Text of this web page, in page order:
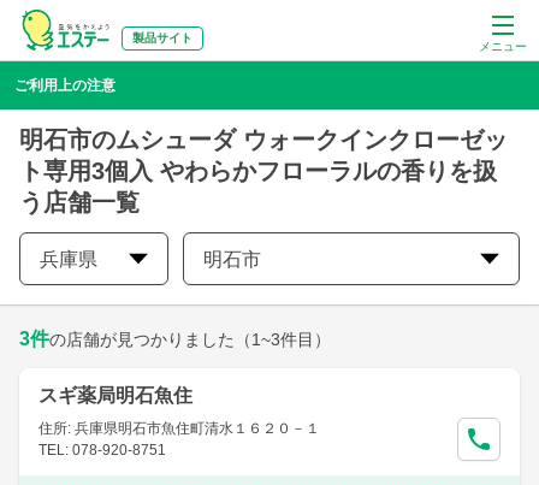
メニュー
製品サイト
ご利用上の注意
明石市のムシューダ ウォークインクローゼッ
ト専用3個入 やわらかフローラルの香りを扱
う店舗一覧
兵庫県 明石市
3件の店舗が見つかりました （1~3件目）
スギ薬局明石魚住
住所: 兵庫県明石市魚住町清水１６２０－１
TEL: 078-920-8751